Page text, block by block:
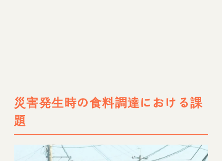
災害発生時の食料調達における課
題